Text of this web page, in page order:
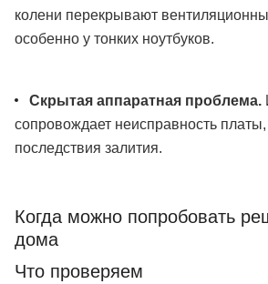
колени перекрывают
особенно у тонких ноутбуков.
Скрытая аппаратная проблема.
сопровождает неисправность
последствия залития.
Когда можно попробовать
дома
Что проверяем